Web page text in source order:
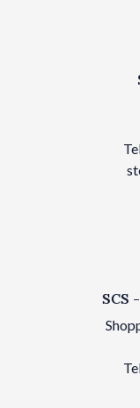
SCS